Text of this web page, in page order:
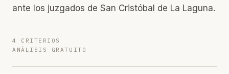
ante los juzgados de San Cristóbal de La Laguna.
4 CRITERIOS
ANÁLISIS GRATUITO